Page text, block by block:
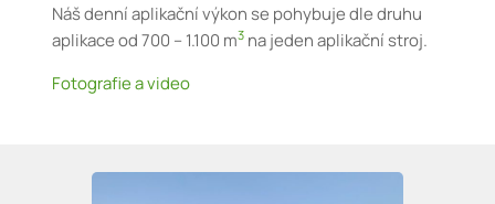
Náš denní aplikační výkon se pohybuje dle druhu
aplikace od 700 – 1.100 m3 na jeden aplikační stroj.
Fotografie a video